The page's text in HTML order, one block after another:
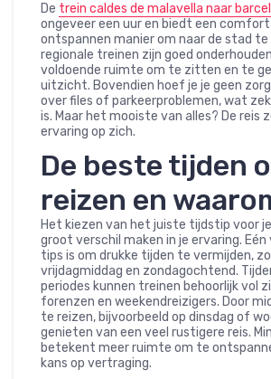
De trein caldes de malavella naar
ongeveer een uur en biedt een
ontspannen manier om naar de stad te
regionale treinen zijn goed
voldoende ruimte om te zitten en te
uitzicht. Bovendien hoef je je geen
over files of parkeerproblemen, wat
is. Maar het mooiste van alles? De reis
ervaring op zich.
De beste tijden
reizen en
Het kiezen van het juiste tijdstip voor
groot verschil maken in je ervaring. Eén
tips is om drukke tijden te vermijden,
vrijdagmiddag en zondagochtend.
periodes kunnen treinen behoorlijk vol
forenzen en weekendreizigers. Door
te reizen, bijvoorbeeld op dinsdag of
genieten van een veel rustigere reis.
betekent meer ruimte om te
kans op vertraging.